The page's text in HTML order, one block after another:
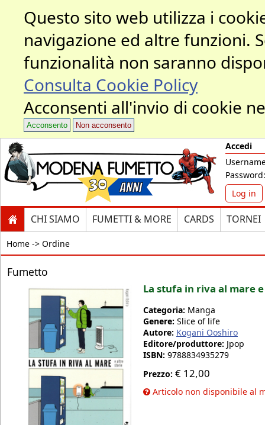
Questo sito web utilizza i
navigazione ed altre funzioni.
funzionalità non saranno
Consulta Cookie Policy
Acconsenti all'invio di cookie
Acconsento Non acconsento
Accedi
Password:
Log in
CHI SIAMO FUMETTI & MORE CARDS TORNEI
Home -> Ordine
Fumetto
La stufa in riva al mare
Categoria: Manga
Genere: Slice of life
Autore: Kogani Ooshiro
Editore/produttore: Jpop
ISBN: 9788834935279
Prezzo: € 12,00
Articolo non disponibile al